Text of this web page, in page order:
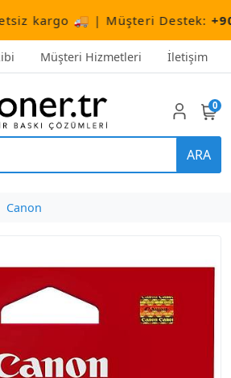
kargo 🚚 | Müşteri Destek:+90
Müşteri Hizmetleri İletişim
ARA
0
Canon